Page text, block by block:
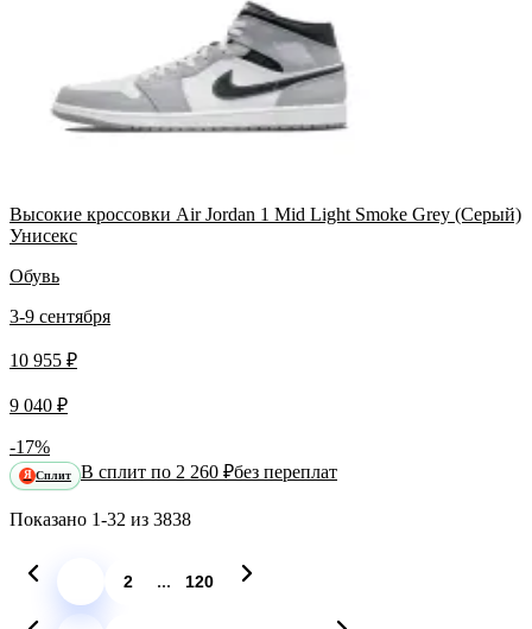
Высокие кроссовки Air Jordan 1 Mid Light Smoke Grey (Серый)
Унисекс
Обувь
3-9 сентября
10 955 ₽
9 040 ₽
-17%
Я Сплит В сплит по 2 260 ₽без переплат
Показано 1-32 из 3838
2 ... 120